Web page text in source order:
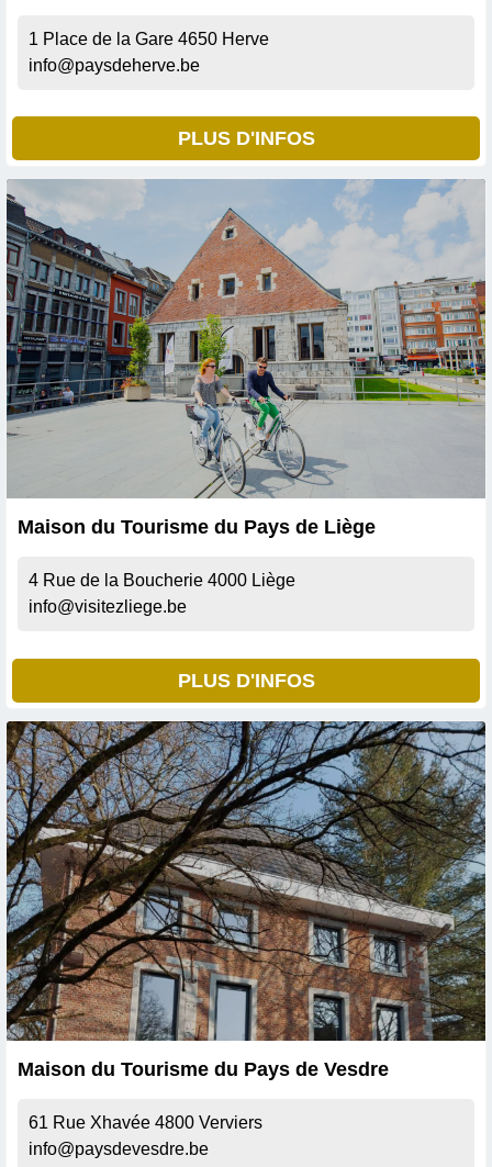
1 Place de la Gare 4650 Herve
info@paysdeherve.be
PLUS D'INFOS
Maison du Tourisme du Pays de Liège
4 Rue de la Boucherie 4000 Liège
info@visitezliege.be
PLUS D'INFOS
Maison du Tourisme du Pays de Vesdre
61 Rue Xhavée 4800 Verviers
info@paysdevesdre.be